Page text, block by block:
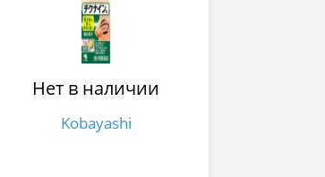
Нет в наличии
Kobayashi